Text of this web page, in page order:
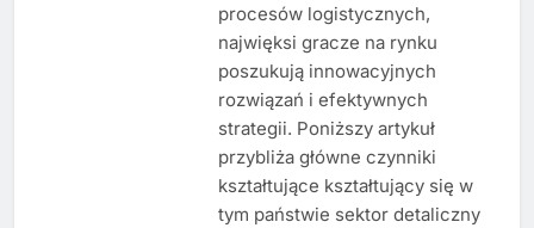
procesów logistycznych,
najwięksi gracze na rynku
poszukują innowacyjnych
rozwiązań i efektywnych
strategii. Poniższy artykuł
przybliża główne czynniki
kształtujące kształtujący się w
tym państwie sektor detaliczny